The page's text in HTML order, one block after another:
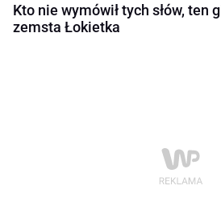
Kto nie wymówił tych słów, ten
zemsta Łokietka